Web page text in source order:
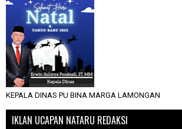
KEPALA DINAS PU BINA MARGA LAMONGAN
IKLAN UCAPAN NATARU REDAKSI